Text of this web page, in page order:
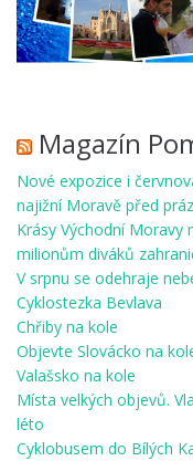
Magazín
Nové expozice i
najižní Moravě před
Krásy Východní Moravy
milionům diváků
V srpnu se odehraje
Cyklostezka Bevlava
Chřiby na kole
Objevte Slovácko na
Valašsko na kole
Místa velkých objevů.
léto
Cyklobusem do Bílých